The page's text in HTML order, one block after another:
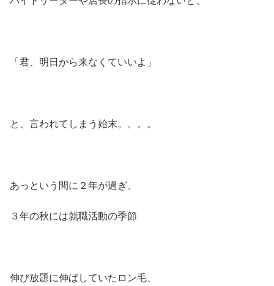
「君、明日から来なくていいよ」
と、言われてしまう始末。。。。
あっという間に２年が過ぎ、
３年の秋には就職活動の季節
伸び放題に伸ばしていたロン毛、